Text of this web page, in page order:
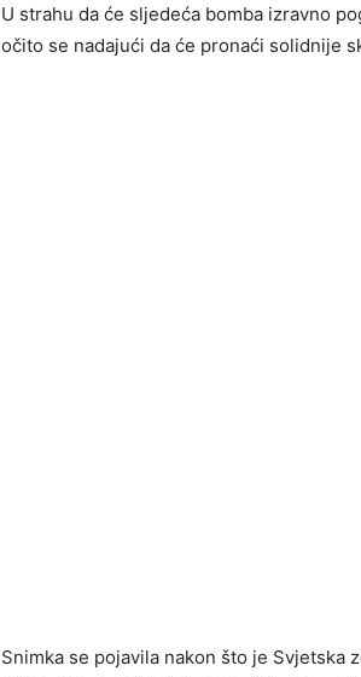
U strahu da će sljedeća bomba izravno
očito se nadajući da će pronaći solidnije
Snimka se pojavila nakon što je Svjetska